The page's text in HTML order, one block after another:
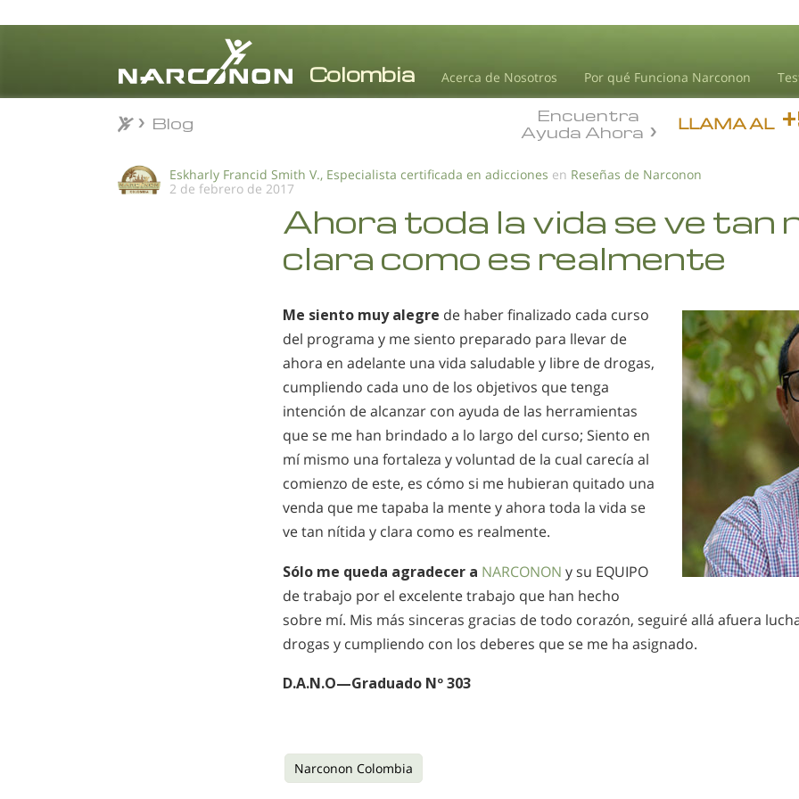
Acerca de Nosotros Por qué Funciona Narconon
LLAMA AL
Encuentra
Ayuda Ahora
Blog
Eskharly Francid Smith V., Especialista certificada en adicciones en Reseñas de Narconon
2 de febrero de 2017
Ahora toda la vida se ve tan
clara como es realmente
Me siento muy alegre de haber finalizado cada curso
del programa y me siento preparado para llevar de
ahora en adelante una vida saludable y libre de drogas,
cumpliendo cada uno de los objetivos que tenga
intención de alcanzar con ayuda de las herramientas
que se me han brindado a lo largo del curso; Siento en
mí mismo una fortaleza y voluntad de la cual carecía al
comienzo de este, es cómo si me hubieran quitado una
venda que me tapaba la mente y ahora toda la vida se
ve tan nítida y clara como es realmente.
Sólo me queda agradecer a NARCONON y su EQUIPO
de trabajo por el excelente trabajo que han hecho
sobre mí. Mis más sinceras gracias de todo corazón, seguiré allá afuera
drogas y cumpliendo con los deberes que se me ha asignado.
D.A.N.O—Graduado Nº 303
Narconon Colombia
Blog